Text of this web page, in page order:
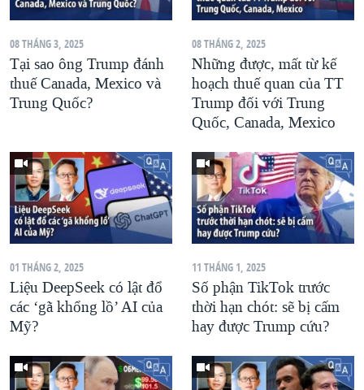
08 THÁNG 3, 2025
Tại sao ông Trump đánh
thuế Canada, Mexico và
Trung Quốc?
08 THÁNG 2, 2025
Những được, mất từ kế
hoạch thuế quan của TT
Trump đối với Trung
Quốc, Canada, Mexico
01 THÁNG 2, 2025
Liệu DeepSeek có lật đổ
các ‘gã khổng lồ’ AI của
Mỹ?
11 THÁNG 1, 2025
Số phận TikTok trước
thời hạn chót: sẽ bị cấm
hay được Trump cứu?